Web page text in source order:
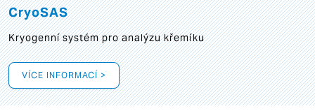
CryoSAS
Kryogenní systém pro analýzu křemíku
VÍCE INFORMACÍ >